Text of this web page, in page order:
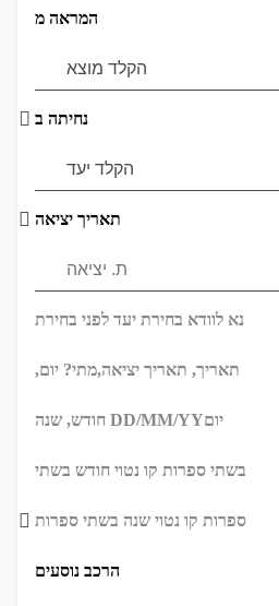
המראה מ
נחיתה ב
תאריך יציאה
נא לוודא בחירת יעד לפני בחירת
תאריך, תאריך יציאה,מתי? יום,
DD/MM/YYיום
בשתי ספרות קו נטוי חודש בשתי
ספרות קו נטוי שנה בשתי ספרות
הרכב נוסעים